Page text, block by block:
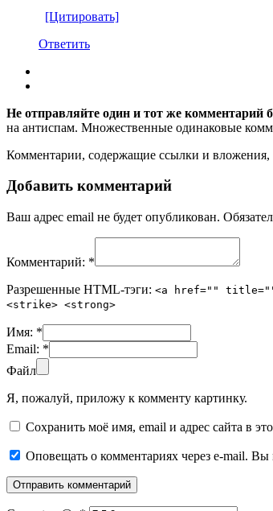
[Цитировать]
Ответить
Не отправляйте один и тот же комментарий
на антиспам. Множественные одинаковые
Комментарии, содержащие ссылки и вложения,
Добавить комментарий
Ваш адрес email не будет опубликован.
Комментарий: *
Разрешенные HTML-тэги: <a href=""
<strike> <strong>
Имя: *
Email: *
Файл
Я, пожалуй, приложу к комменту картинку.
Сохранить моё имя, email и адрес сайта в
Оповещать о комментариях через e-mail. Вы